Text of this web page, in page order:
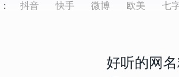
抖音 快手 微博 欧美 七
好听的网